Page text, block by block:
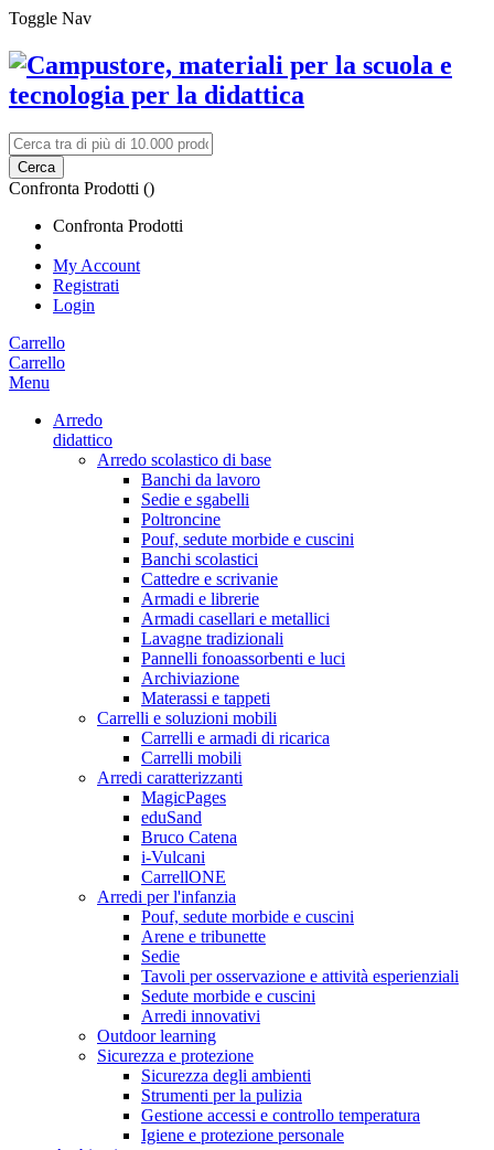
Toggle Nav
Cerca
Confronta Prodotti ()
Confronta Prodotti
My Account
Registrati
Login
Carrello
Carrello
Menu
Arredo
didattico
Arredo scolastico di base
Banchi da lavoro
Sedie e sgabelli
Poltroncine
Pouf, sedute morbide e cuscini
Banchi scolastici
Cattedre e scrivanie
Armadi e librerie
Armadi casellari e metallici
Lavagne tradizionali
Pannelli fonoassorbenti e luci
Archiviazione
Materassi e tappeti
Carrelli e soluzioni mobili
Carrelli e armadi di ricarica
Carrelli mobili
Arredi caratterizzanti
MagicPages
eduSand
Bruco Catena
i-Vulcani
CarrellONE
Arredi per l'infanzia
Pouf, sedute morbide e cuscini
Arene e tribunette
Sedie
Tavoli per osservazione e attività esperienziali
Sedute morbide e cuscini
Arredi innovativi
Outdoor learning
Sicurezza e protezione
Sicurezza degli ambienti
Strumenti per la pulizia
Gestione accessi e controllo temperatura
Igiene e protezione personale